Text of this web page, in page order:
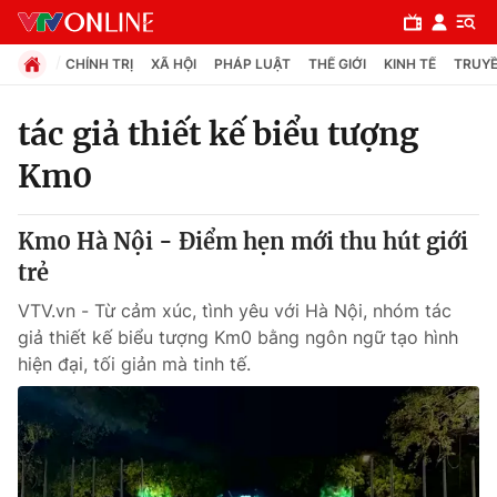
Chuyên mục
Chính trị
Xã hội
Pháp luật
Y tế
Thế giới
CHÍNH TRỊ XÃ HỘI PHÁP LUẬT THẾ GIỚI KINH TẾ
tác giả thiết kế biểu tượng
Km0
Km0 Hà Nội - Điểm hẹn mới thu hút giới
trẻ
VTV.vn - Từ cảm xúc, tình yêu với Hà Nội, nhóm tác
giả thiết kế biểu tượng Km0 bằng ngôn ngữ tạo hình
hiện đại, tối giản mà tinh tế.